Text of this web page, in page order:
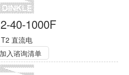
T2 直流电
加入谘询清单
40-110